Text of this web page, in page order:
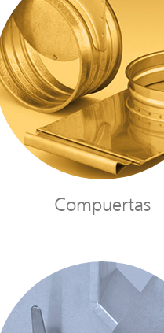
Compuertas